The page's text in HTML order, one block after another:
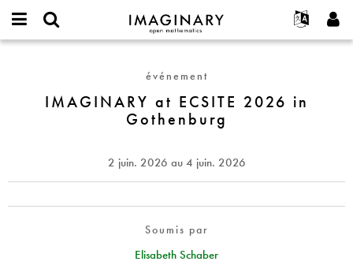
IMAGINARY
open
Français
Deutsch
한국어
Türkçe
Programmes
Galeries
Interactif
Textes
Expositions
Plus...
Projets
Participer
Contact
username
ECSITE
événement
IMAGINARY at ECSITE 2026 in
Gothenburg
2 juin. 2026 au 4 juin. 2026
Soumis par
Elisabeth Schaber